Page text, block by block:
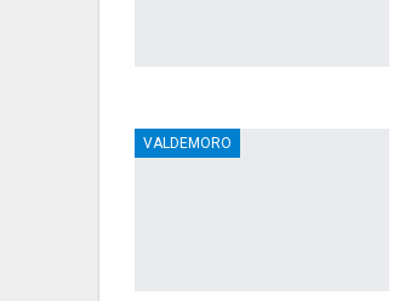
VALDEMORO